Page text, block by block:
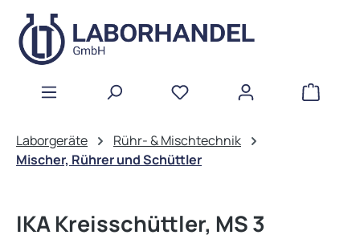
Zum Hauptinhalt springen
Laborgeräte
Rühr- & Mischtechnik
Mischer, Rührer und Schüttler
IKA Kreisschüttler, MS 3